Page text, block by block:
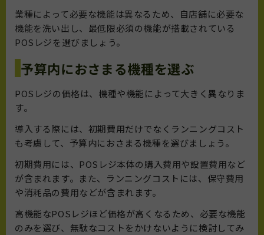
業種によって必要な機能は異なるため、自店舗に必要な
機能を洗い出し、最低限必須の機能が搭載されている
POSレジを選びましょう。
予算内におさまる機種を選ぶ
POSレジの価格は、機種や機能によって大きく異なりま
す。
導入する際には、初期費用だけでなくランニングコスト
も考慮して、予算内におさまる機種を選びましょう。
初期費用には、POSレジ本体の購入費用や設置費用など
が含まれます。また、ランニングコストには、保守費用
や消耗品の費用などが含まれます。
高機能なPOSレジほど価格が高くなるため、必要な機能
のみを選び、無駄なコストをかけないように検討してみ